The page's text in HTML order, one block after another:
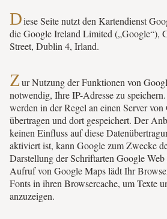
Diese Seite nutzt den Kartendienst
die Google Ireland Limited („Google“),
Street, Dublin 4, Irland.
Zur Nutzung der Funktionen von
notwendig, Ihre IP-Adresse zu
werden in der Regel an einen Server
übertragen und dort gespeichert. Der
keinen Einfluss auf diese
aktiviert ist, kann Google zum Zwecke
Darstellung der Schriftarten Google
Aufruf von Google Maps lädt Ihr
Fonts in ihren Browsercache, um Texte
anzuzeigen.